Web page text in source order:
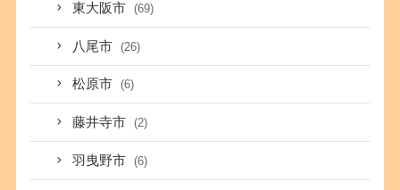
東大阪市 (69)
八尾市 (26)
松原市 (6)
藤井寺市 (2)
羽曳野市 (6)